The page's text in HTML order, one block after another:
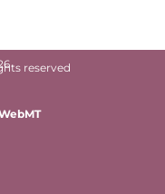
reserved